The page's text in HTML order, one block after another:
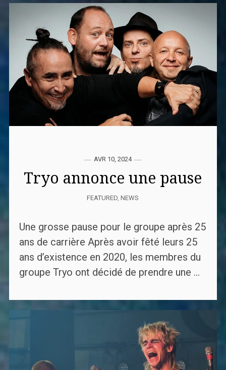
AVR 10, 2024
Tryo annonce une pause
FEATURED,NEWS
Une grosse pause pour le groupe après 25
ans de carrière Après avoir fêté leurs 25
ans d’existence en 2020, les membres du
groupe Tryo ont décidé de prendre une ...